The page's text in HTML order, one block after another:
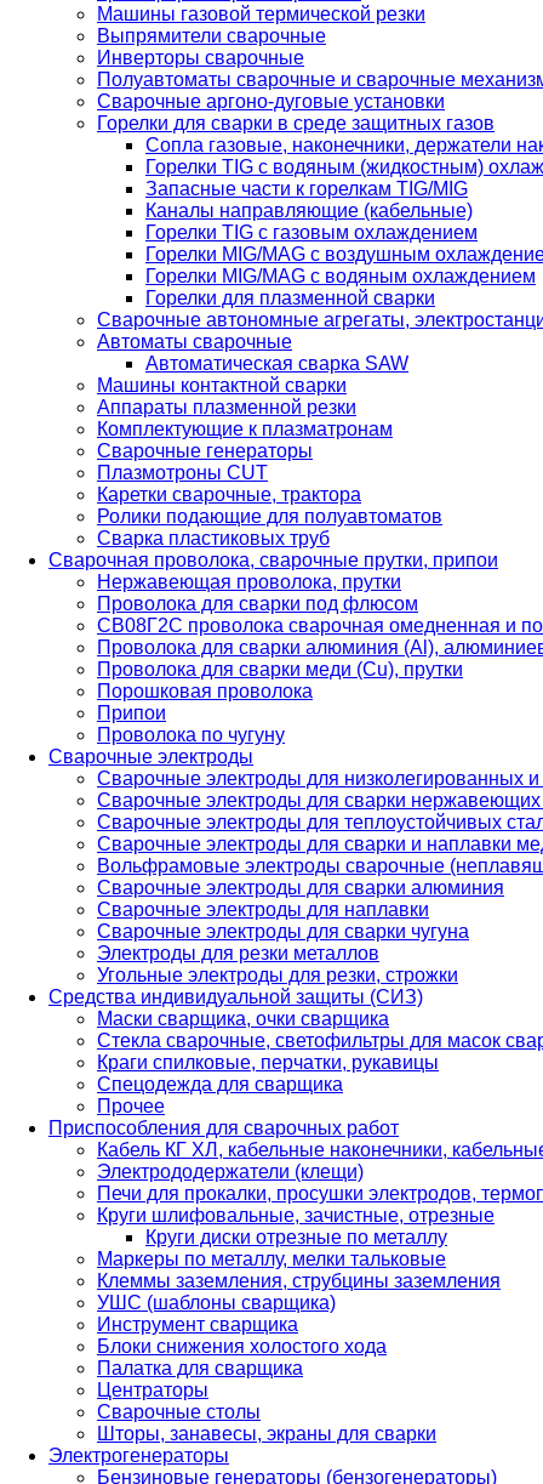
Машины газовой термической резки
Выпрямители сварочные
Инверторы сварочные
Полуавтоматы сварочные и сварочные
Сварочные аргоно-дуговые установки
Горелки для сварки в среде защитных газов
Сопла газовые, наконечники, держатели
Горелки TIG с водяным (жидкостным)
Запасные части к горелкам TIG/MIG
Каналы направляющие (кабельные)
Горелки TIG с газовым охлаждением
Горелки MIG/MAG с воздушным
Горелки MIG/MAG с водяным охлаждением
Горелки для плазменной сварки
Сварочные автономные агрегаты,
Автоматы сварочные
Автоматическая сварка SAW
Машины контактной сварки
Аппараты плазменной резки
Комплектующие к плазматронам
Сварочные генераторы
Плазмотроны CUT
Каретки сварочные, трактора
Ролики подающие для полуавтоматов
Сварка пластиковых труб
Сварочная проволока, сварочные прутки, припои
Нержавеющая проволока, прутки
Проволока для сварки под флюсом
СВ08Г2С проволока сварочная омедненная и
Проволока для сварки алюминия (Al),
Проволока для сварки меди (Cu), прутки
Порошковая проволока
Припои
Проволока по чугуну
Сварочные электроды
Сварочные электроды для низколегированных и
Сварочные электроды для сварки
Сварочные электроды для теплоустойчивых
Сварочные электроды для сварки и наплавки
Вольфрамовые электроды сварочные
Сварочные электроды для сварки алюминия
Сварочные электроды для наплавки
Сварочные электроды для сварки чугуна
Электроды для резки металлов
Угольные электроды для резки, строжки
Средства индивидуальной защиты (СИЗ)
Маски сварщика, очки сварщика
Стекла сварочные, светофильтры для масок
Краги спилковые, перчатки, рукавицы
Спецодежда для сварщика
Прочее
Приспособления для сварочных работ
Кабель КГ ХЛ, кабельные наконечники,
Электрододержатели (клещи)
Печи для прокалки, просушки электродов,
Круги шлифовальные, зачистные, отрезные
Круги диски отрезные по металлу
Маркеры по металлу, мелки тальковые
Клеммы заземления, струбцины заземления
УШС (шаблоны сварщика)
Инструмент сварщика
Блоки снижения холостого хода
Палатка для сварщика
Центраторы
Сварочные столы
Шторы, занавесы, экраны для сварки
Электрогенераторы
Бензиновые генераторы (бензогенераторы)